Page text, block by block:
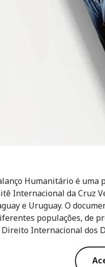
Humanitário é uma
Internacional da Cruz
e Uruguay. O
populações, de
Direito Internacional dos